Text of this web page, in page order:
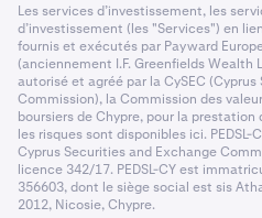
Les services d’investissement, les
d’investissement (les "Services") en
fournis et exécutés par Payward
(anciennement I.F. Greenfields Wealth
autorisé et agréé par la CySEC
Commission), la Commission des
boursiers de Chypre, pour la prestation
les risques sont disponibles ici.
Cyprus Securities and Exchange
licence 342/17. PEDSL-CY est
356603, dont le siège social est sis
2012, Nicosie, Chypre.